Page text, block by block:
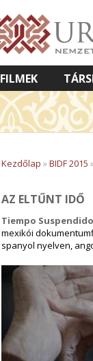
FILMEK
VETÍTETT KÉPES
Kezdőlap »BIDF 2015
AZ ELTŰNT IDŐ
Tiempo Suspendido
mexikói
spanyol nyelven,